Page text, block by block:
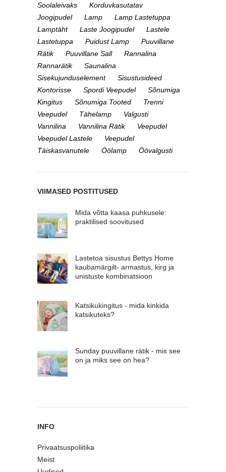
Soolaleivaks
Korduvkasutatav
Joogipudel
Lamp
Lamp Lastetuppa
Lamptäht
Laste Joogipudel
Lastele
Lastetuppa
Puidust Lamp
Puuvillane
Rätik
Puuvillane Sall
Rannalina
Rannarätik
Saunalina
Sisekujunduselement
Sisustusideed
Kontorisse
Spordi Veepudel
Sõnumiga
Kingitus
Sõnumiga Tooted
Trenni
Veepudel
Tähelamp
Valgusti
Vannilina
Vannilina Rätik
Veepudel
Veepudel Lastele
Veepudel
Täiskasvanutele
Öölamp Öövalgusti
VIIMASED POSTITUSED
Mida võtta kaasa puhkusele:
praktilised soovitused
Lastetoa sisustus Bettys Home
kaubamärgilt- armastus, kirg ja
unistuste kombinatsioon
Katsikukingitus - mida kinkida
katsikuteks?
Sunday puuvillane rätik - mis see
on ja miks see on hea?
INFO
Privaatsuspoliitika
Meist